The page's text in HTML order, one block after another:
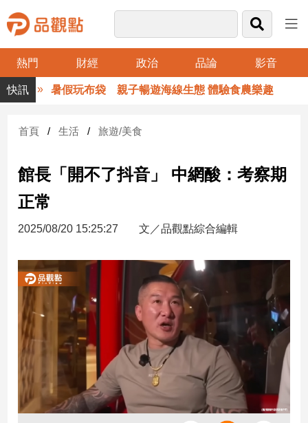
熱門 財經 政治 品論 影音
品
觀
財
台
財
新
產
經/
股
市
房
地
產
品
暑假玩布袋 親子暢遊海線生態 體驗食農樂趣
首頁 生活 旅遊/美食
館長「開不了抖音」 中網酸：考察期
正常
2025/08/20 15:25:27 文／品觀點綜合編輯